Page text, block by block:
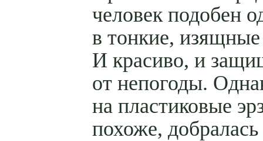
человек подобен
в тонкие,
И красиво, и
от непогоды.
на пластиковые
похоже,